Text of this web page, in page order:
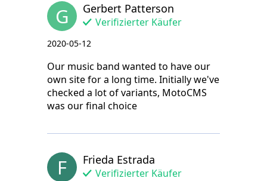
G Gerbert Patterson
Verifizierter Käufer
2020-05-12
Our music band wanted to have our
own site for a long time. Initially we've
checked a lot of variants, MotoCMS
was our final choice
F Frieda Estrada
Verifizierter Käufer